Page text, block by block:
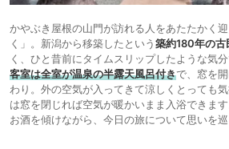
かやぶき屋根の山門が訪れる人をあたたかく
く」。新潟から移築したという築約180年の古
く、ひと昔前にタイムスリップしたような気
客室は全室が温泉の半露天風呂付きで、窓を
わり。外の空気が入ってきて涼しくとっても
は窓を閉じれば空気が暖かいまま入浴できま
お酒を傾けながら、今日の旅について思いを巡